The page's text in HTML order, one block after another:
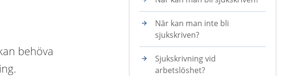
behöva
När kan man inte bli
sjukskriven?
Sjukskrivning vid
arbetslöshet?